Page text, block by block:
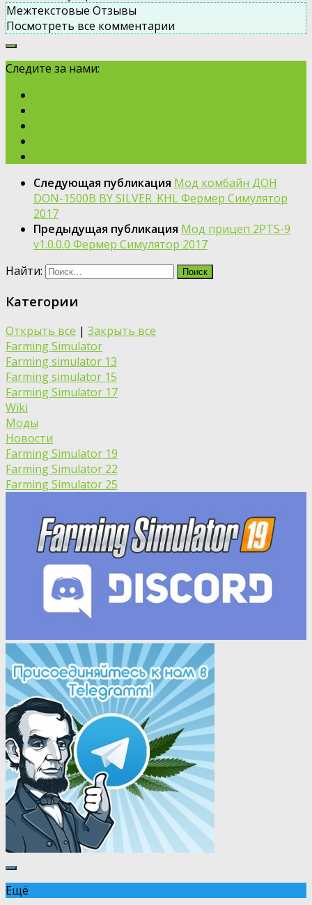
Межтекстовые Отзывы
Посмотреть все комментарии
Следите за нами:
Следующая публикация Мод комбайн ДОН
DON-1500B BY SILVER_KHL Фермер Симулятор
2017
Предыдущая публикация Мод прицеп 2PTS-9
v1.0.0.0 Фермер Симулятор 2017
Найти:
Категории
Открыть все | Закрыть все
Farming Simulator
Farming simulator 13
Farming simulator 15
Farming Simulator 17
Wiki
Моды
Новости
Farming Simulator 19
Farming Simulator 22
Farming Simulator 25
Ещё